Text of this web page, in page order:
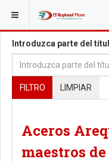
ESTÁ AQUÍ: TAGS
Introduzca parte del
FILTRO LIMPIAR
Aceros
maestros